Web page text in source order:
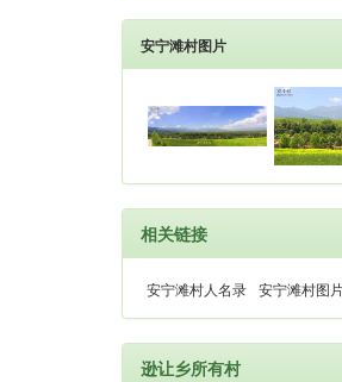
安宁滩村图片
相关链接
安宁滩村人名录 安宁滩村图
逊让乡所有村